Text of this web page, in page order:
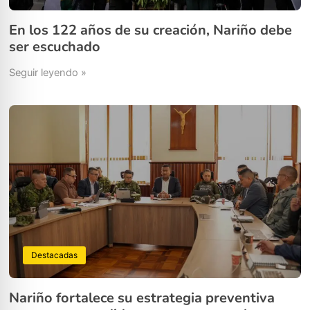
En los 122 años de su creación, Nariño debe
ser escuchado
Seguir leyendo »
Destacadas
Nariño fortalece su estrategia preventiva